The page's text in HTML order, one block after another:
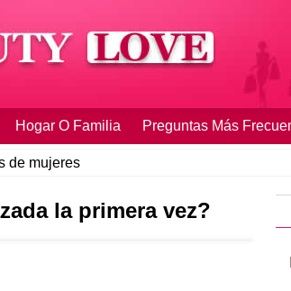
Hogar O Familia Preguntas Más
de mujeres
la primera vez?